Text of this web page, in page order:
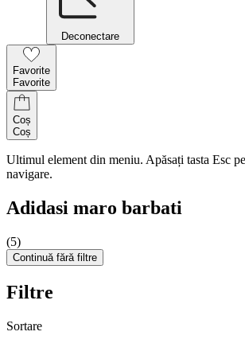
Deconectare
Favorite
Favorite
Coș
Coș
Ultimul element din meniu. Apăsați tasta Esc
navigare.
Adidasi maro barbati
(5)
Continuă fără filtre
Filtre
Sortare